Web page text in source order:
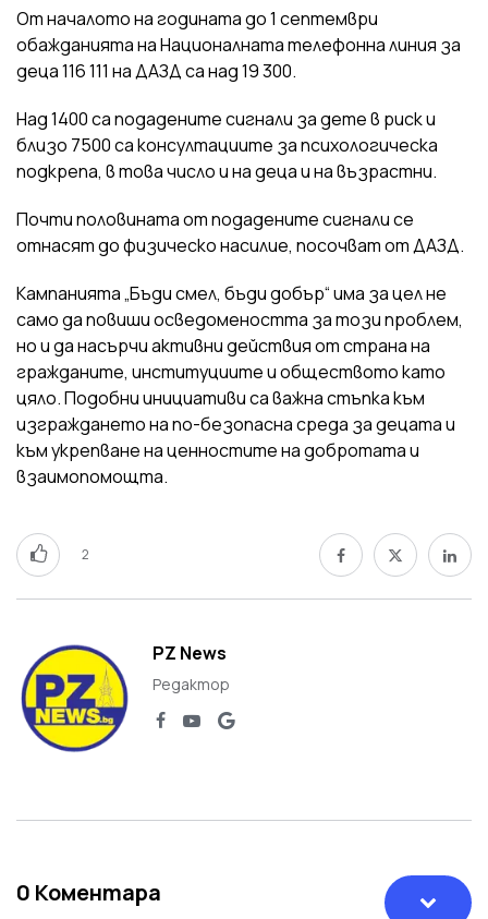
От началото на годината до 1 септември
обажданията на Националната телефонна линия за
деца 116 111 на ДАЗД са над 19 300.
Над 1400 са подадените сигнали за дете в риск и
близо 7500 са консултациите за психологическа
подкрепа, в това число и на деца и на възрастни.
Почти половината от подадените сигнали се
отнасят до физическо насилие, посочват от ДАЗД.
Кампанията „Бъди смел, бъди добър“ има за цел не
само да повиши осведомеността за този проблем,
но и да насърчи активни действия от страна на
гражданите, институциите и обществото като
цяло. Подобни инициативи са важна стъпка към
изграждането на по-безопасна среда за децата и
към укрепване на ценностите на добротата и
взаимопомощта.
2
PZ News
Редактор
0 Коментара